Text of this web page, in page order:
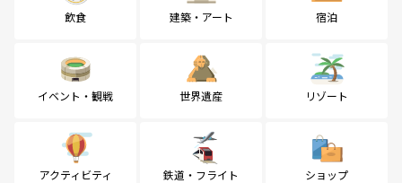
飲食 建築・アート 宿泊
イベント・観戦 世界遺産 リゾート
アクティビティ 鉄道・フライト ショップ